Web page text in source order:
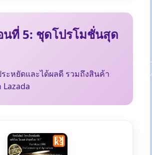
นที่ 5: ชุดโปรโมชั่นสุด
ะหยัดและได้ผลดี รวมถึงสินค้า